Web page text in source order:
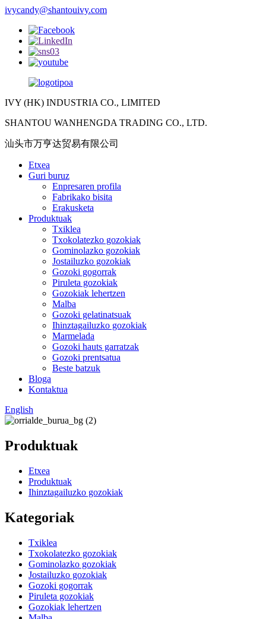
ivycandy@shantouivy.com
IVY (HK) INDUSTRIA CO., LIMITED
SHANTOU WANHENGDA TRADING CO., LTD.
汕头市万亨达贸易有限公司
Etxea
Guri buruz
Enpresaren profila
Fabrikako bisita
Erakusketa
Produktuak
Txiklea
Txokolatezko gozokiak
Gominolazko gozokiak
Jostailuzko gozokiak
Gozoki gogorrak
Piruleta gozokiak
Gozokiak lehertzen
Malba
Gozoki gelatinatsuak
Ihinztagailuzko gozokiak
Marmelada
Gozoki hauts garratzak
Gozoki prentsatua
Beste batzuk
Bloga
Kontaktua
English
Produktuak
Etxea
Produktuak
Ihinztagailuzko gozokiak
Kategoriak
Txiklea
Txokolatezko gozokiak
Gominolazko gozokiak
Jostailuzko gozokiak
Gozoki gogorrak
Piruleta gozokiak
Gozokiak lehertzen